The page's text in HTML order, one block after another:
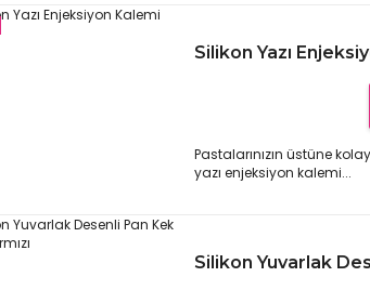
Silikon Yazı
Pastalarınızın üstüne
yazı enjeksiyon kalemi...
Silikon Yuvarlak